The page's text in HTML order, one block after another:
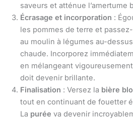
saveurs et atténue l’amertume
Écrasage et incorporation :
les pommes de terre et
au moulin à légumes au-
chaude. Incorporez
en mélangeant
doit devenir brillante.
Finalisation : Versez la bière
tout en continuant de fouetter
La purée va devenir